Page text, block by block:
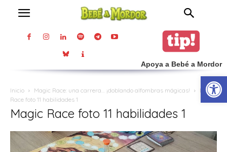
Apoya a Bebé a Mordor
Inicio Magic Race: una carrera… ¡doblando alfombras mágicas!
Magic
Race foto 11 habilidades 1
Magic Race foto 11 habilidades 1